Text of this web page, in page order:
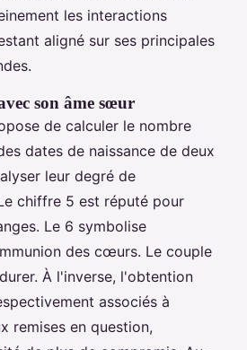
les interactions
aligné sur ses principales
son âme sœur
de calculer le nombre
dates de naissance de deux
leur degré de
chiffre 5 est réputé pour
Le 6 symbolise
des cœurs. Le couple
À l'inverse, l'obtention
associés à
remises en question,